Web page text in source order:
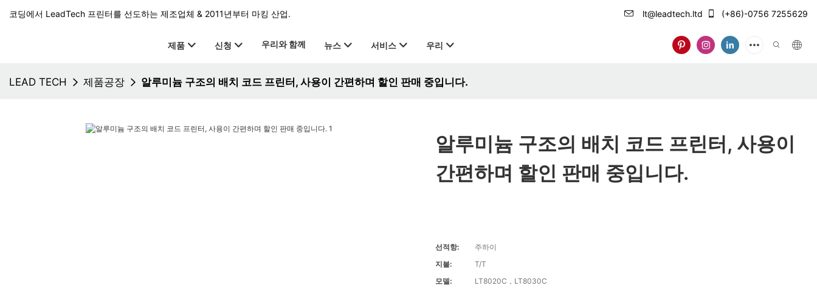
코딩에서 LeadTech 프린터를 선도하는 제조업체 & 2011년부터 마킹 산업. lt@leadtech.ltd (+86)-0756 7255629
제품 신청 우리와 함께 뉴스 서비스 우리
LEAD TECH 제품공장 알루미늄 구조의 배치 코드 프린터, 사용이 간편하며 할인 판매 중입니다.
알루미늄 구조의 배치 코드 프린터, 사용이
간편하며 할인 판매 중입니다.
선적항:
주하이
지불:
T/T
모델:
LT8020C，LT8030C